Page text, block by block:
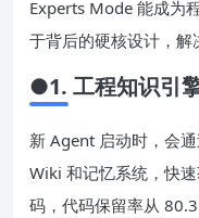
Experts Mode 能成为
●1. 工程知识引
新 Agent 启动时，会
Wiki 和记忆系统，快